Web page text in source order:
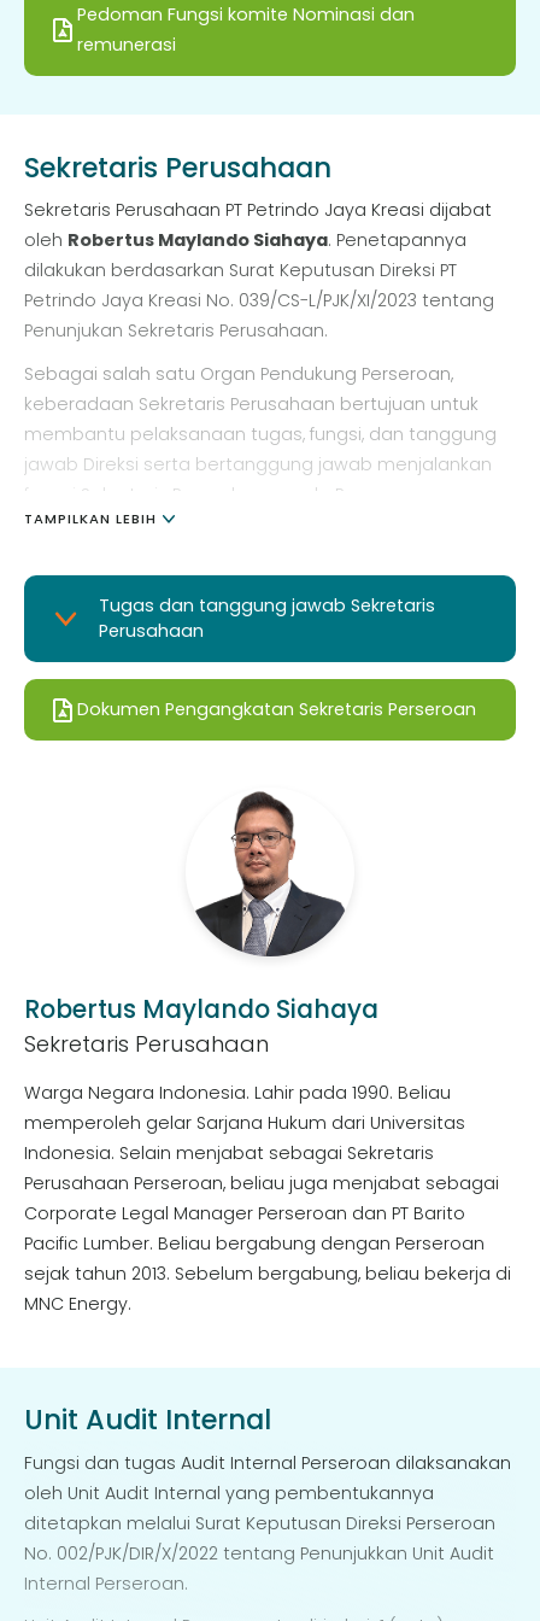
penetapan dan pemberian imbalan kepada anggota
Direksi dan anggota Dewan Komisaris berdasarkan
Pedoman Fungsi komite Nominasi dan
remunerasi
Sekretaris Perusahaan
Sekretaris Perusahaan PT Petrindo Jaya Kreasi dijabat
oleh Robertus Maylando Siahaya. Penetapannya
dilakukan berdasarkan Surat Keputusan Direksi PT
Petrindo Jaya Kreasi No. 039/CS-L/PJK/XI/2023 tentang
Penunjukan Sekretaris Perusahaan.
Sebagai salah satu Organ Pendukung Perseroan,
keberadaan Sekretaris Perusahaan bertujuan untuk
membantu pelaksanaan tugas, fungsi, dan tanggung
jawab Direksi serta bertanggung jawab menjalankan
fungsi Sekretaris Perusahaan pada Perseroan.
Sekretaris Perusahaan juga bertanggung jawab
melaksanakan Tata Kelola Perusahaan yang Baik pada
Perseroan.
TAMPILKAN LEBIH
Tugas dan tanggung jawab Sekretaris
Perusahaan
Dokumen Pengangkatan Sekretaris Perseroan
Robertus Maylando Siahaya
Sekretaris Perusahaan
Warga Negara Indonesia. Lahir pada 1990. Beliau
memperoleh gelar Sarjana Hukum dari Universitas
Indonesia. Selain menjabat sebagai Sekretaris
Perusahaan Perseroan, beliau juga menjabat sebagai
Corporate Legal Manager Perseroan dan PT Barito
Pacific Lumber. Beliau bergabung dengan Perseroan
sejak tahun 2013. Sebelum bergabung, beliau bekerja di
MNC Energy.
Unit Audit Internal
Fungsi dan tugas Audit Internal Perseroan dilaksanakan
oleh Unit Audit Internal yang pembentukannya
ditetapkan melalui Surat Keputusan Direksi Perseroan
No. 002/PJK/DIR/X/2022 tentang Penunjukkan Unit Audit
Internal Perseroan.